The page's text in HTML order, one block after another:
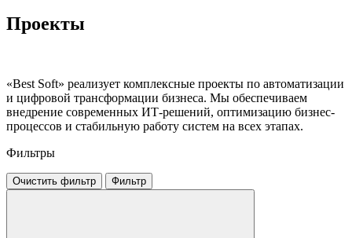
Проекты
«Best Soft» реализует комплексные проекты по автоматизации
и цифровой трансформации бизнеса. Мы обеспечиваем
внедрение современных ИТ-решений, оптимизацию бизнес-
процессов и стабильную работу систем на всех этапах.
Фильтры
Очистить фильтр Фильтр